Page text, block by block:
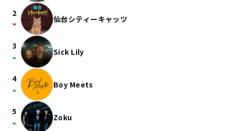
2
arrow_drop_down 仙台シティーキャッツ
3
arrow_drop_up Sick Lily
4
arrow_drop_up Boy Meets
5
arrow_drop_up Zoku